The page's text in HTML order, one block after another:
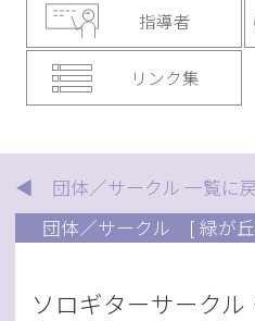
指導者
リンク集
◀ 団体／サークル 一覧に
団体／サークル
[ 緑が
ソロギターサークル